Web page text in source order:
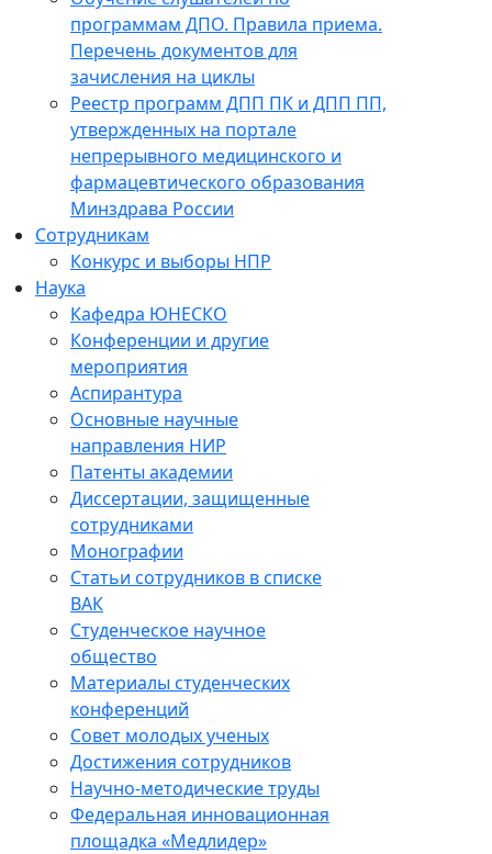
программам ДПО. Правила приема.
Перечень документов для
зачисления на циклы
Реестр программ ДПП ПК и ДПП ПП,
утвержденных на портале
непрерывного медицинского и
фармацевтического образования
Минздрава России
Сотрудникам
Конкурс и выборы НПР
Наука
Кафедра ЮНЕСКО
Конференции и другие
мероприятия
Аспирантура
Основные научные
направления НИР
Патенты академии
Диссертации, защищенные
сотрудниками
Монографии
Статьи сотрудников в списке
ВАК
Студенческое научное
общество
Материалы студенческих
конференций
Совет молодых ученых
Достижения сотрудников
Научно-методические труды
Федеральная инновационная
площадка «Медлидер»